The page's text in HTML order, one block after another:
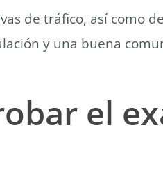
de tráfico, así como
y una buena
el